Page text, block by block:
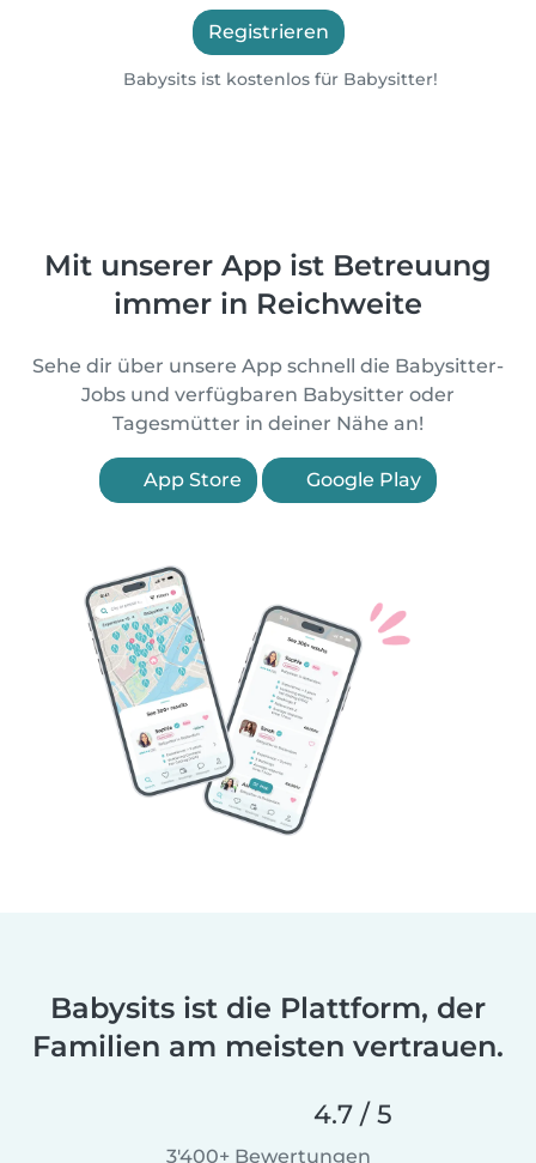
Registrieren
Babysits ist kostenlos für Babysitter!
Mit unserer App ist Betreuung
immer in Reichweite
Sehe dir über unsere App schnell die Babysitter-
Jobs und verfügbaren Babysitter oder
Tagesmütter in deiner Nähe an!
App Store Google Play
Babysits ist die Plattform, der
Familien am meisten vertrauen.
4.7 / 5
3'400+ Bewertungen